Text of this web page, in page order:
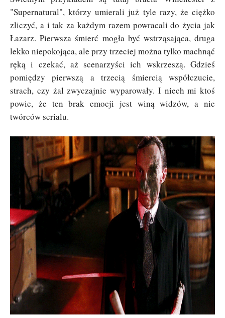
"Supernatural", którzy umierali już tyle razy, że ciężko
zliczyć, a i tak za każdym razem powracali do życia jak
Łazarz. Pierwsza śmierć mogła być wstrząsająca, druga
lekko niepokojąca, ale przy trzeciej można tylko machnąć
ręką i czekać, aż scenarzyści ich wskrzeszą. Gdzieś
pomiędzy pierwszą a trzecią śmiercią współczucie,
strach, czy żal zwyczajnie wyparowały. I niech mi ktoś
powie, że ten brak emocji jest winą widzów, a nie
twórców serialu.